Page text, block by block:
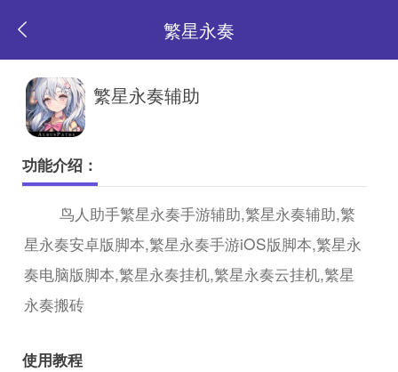
繁星永奏
返
页
繁星永奏辅助
功能介绍：
鸟人助手繁星永奏手游辅助,繁星永奏辅助,繁
星永奏安卓版脚本,繁星永奏手游iOS版脚本,繁星永
奏电脑版脚本,繁星永奏挂机,繁星永奏云挂机,繁星
永奏搬砖
使用教程